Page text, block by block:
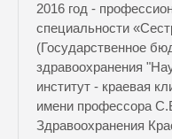
2016 год -
специальности
(Государственное
здравоохранения
институт - краевая
имени профессора
Здравоохранения